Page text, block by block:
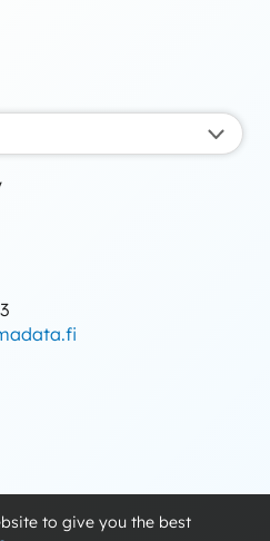
to give you the best